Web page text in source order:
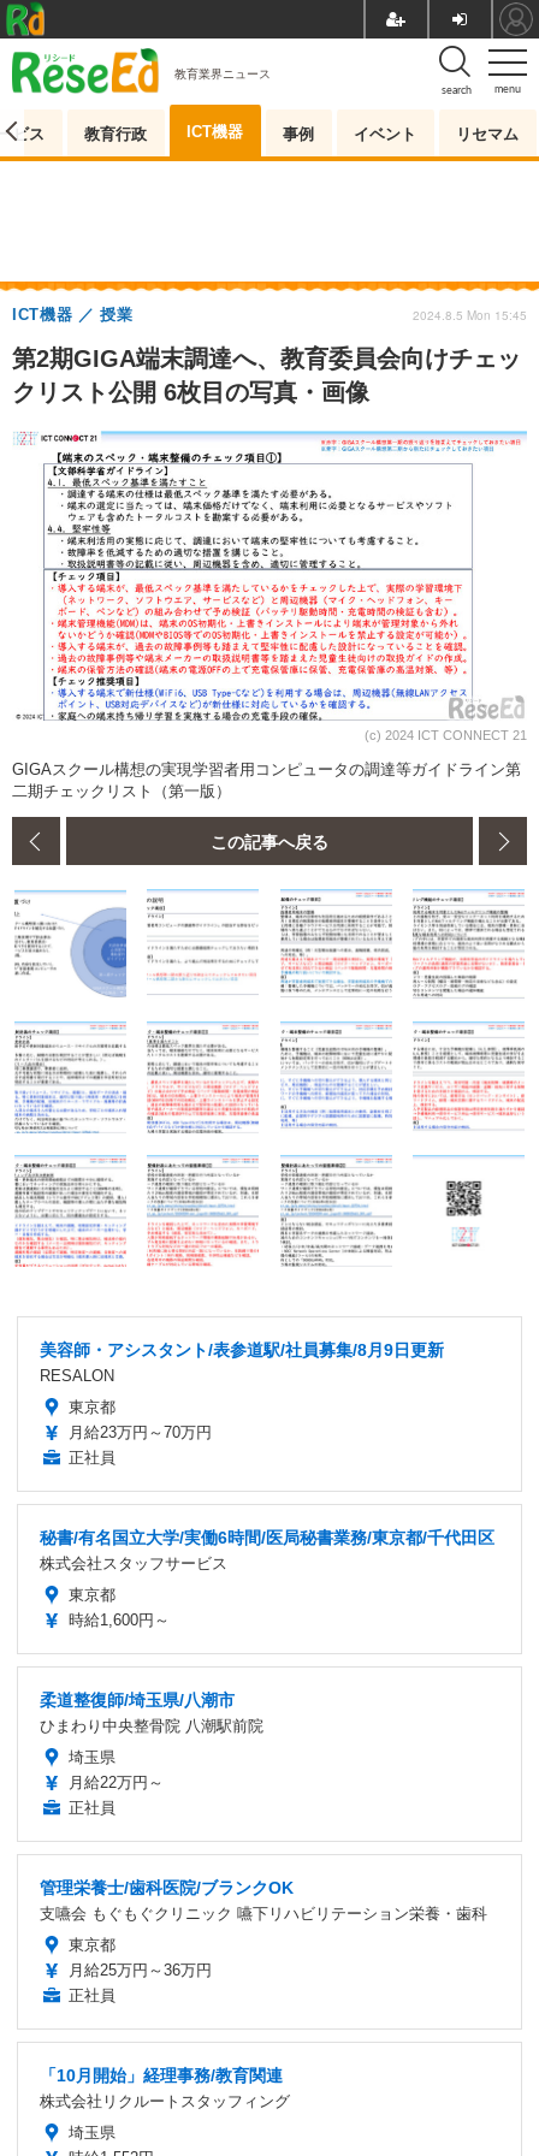
menu
search
教育業界ニュース
ビス 教育行政 ICT機器 事例 イベント リセマム
第2期GIGA端末調達へ、教育委員会向けチェッ
クリスト公開 6枚目の写真・画像
ICT機器 授業 2024.8.5 Mon 15:45
(c) 2024 ICT CONNECT 21
GIGAスクール構想の実現学習者用コンピュータの調達等ガイドライン第
二期チェックリスト（第一版）
この記事へ戻る
美容師・アシスタント/表参道駅/社員募集/8月9日更新
RESALON
東京都
月給23万円～70万円
正社員
秘書/有名国立大学/実働6時間/医局秘書業務/東京都/千代田区
株式会社スタッフサービス
東京都
時給1,600円～
柔道整復師/埼玉県/八潮市
ひまわり中央整骨院 八潮駅前院
埼玉県
月給22万円～
正社員
管理栄養士/歯科医院/ブランクOK
支嚥会 もぐもぐクリニック 嚥下リハビリテーション栄養・歯科
東京都
月給25万円～36万円
正社員
「10月開始」経理事務/教育関連
株式会社リクルートスタッフィング
埼玉県